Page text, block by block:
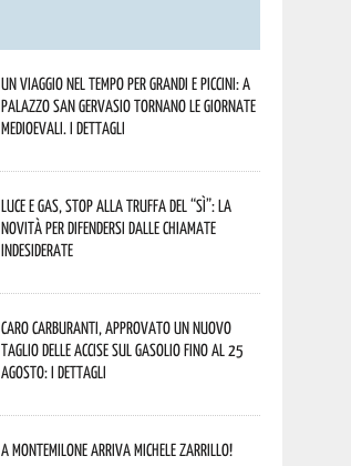
Un viaggio nel tempo per grandi e piccini: a
Palazzo San Gervasio tornano le Giornate
Medioevali. I dettagli
Luce e gas, stop alla truffa del “Sì”: la
novità per difendersi dalle chiamate
indesiderate
Caro carburanti, approvato un nuovo
taglio delle accise sul gasolio fino al 25
agosto: i dettagli
A Montemilone arriva Michele Zarrillo!